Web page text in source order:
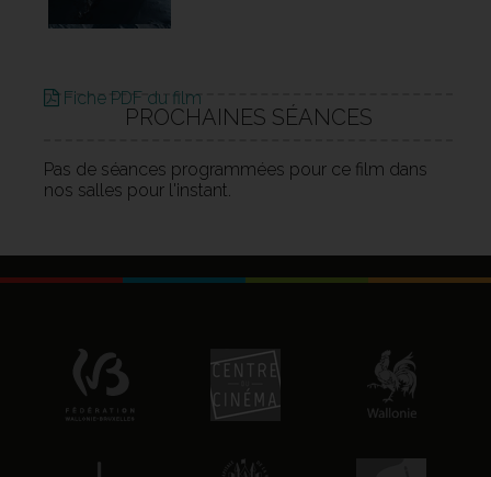
Fiche PDF du film
PROCHAINES SÉANCES
Pas de séances programmées pour ce film dans
nos salles pour l'instant.